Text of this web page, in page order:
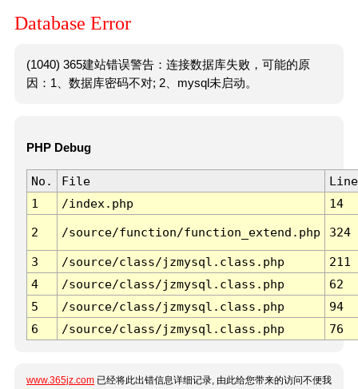
Database Error
(1040) 365建站错误警告：连接数据库失败，可能的原
因：1、数据库密码不对; 2、mysql未启动。
PHP Debug
No. File
Line
1
/index.php 14
2 /source/function/function_extend.php 324
3 /source/class/jzmysql.class.php
211
4
/source/class/jzmysql.class.php
62
5
/source/class/jzmysql.class.php
94
6
/source/class/jzmysql.class.php 76
www.365jz.com 已经将此出错信息详细记录, 由此给您带来的访问不便我